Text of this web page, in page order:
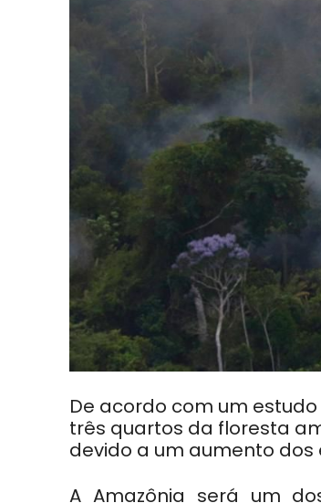
De acordo com um
três quartos da floresta
devido a um aumento
A Amazônia será um